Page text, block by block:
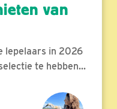
van
lepelaars in 2026
te hebben...